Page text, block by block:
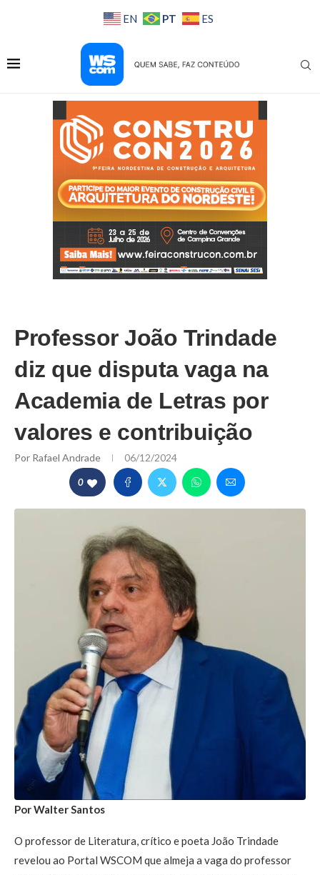
EN PT ES
Professor João Trindade
diz que disputa vaga na
Academia de Letras por
valores e contribuição
Por Rafael Andrade 06/12/2024
0
Por Walter Santos
O professor de Literatura, crítico e poeta João Trindade
revelou ao Portal WSCOM que almeja a vaga do professor